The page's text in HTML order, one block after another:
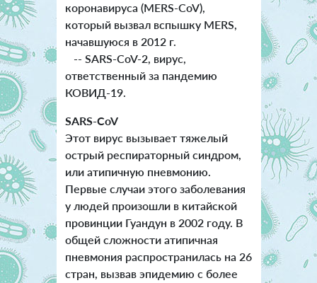
коронавируса (MERS-CoV),
который вызвал вспышку MERS,
начавшуюся в 2012 г.
-- SARS-CoV-2, вирус,
ответственный за пандемию
КОВИД-19.
SARS-CoV
Этот вирус вызывает тяжелый
острый респираторный синдром,
или атипичную пневмонию.
Первые случаи этого заболевания
у людей произошли в китайской
провинции Гуандун в 2002 году. В
общей сложности атипичная
пневмония распространилась на 26
стран, вызвав эпидемию с более